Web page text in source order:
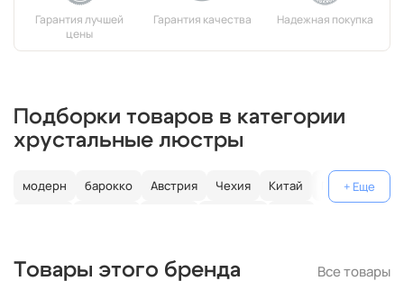
Подборки товаров в категории
хрустальные люстры
модерн барокко Австрия Чехия Китай
Германия
круглые
классические светодиодные
кольцо
Товары этого бренда Все товары